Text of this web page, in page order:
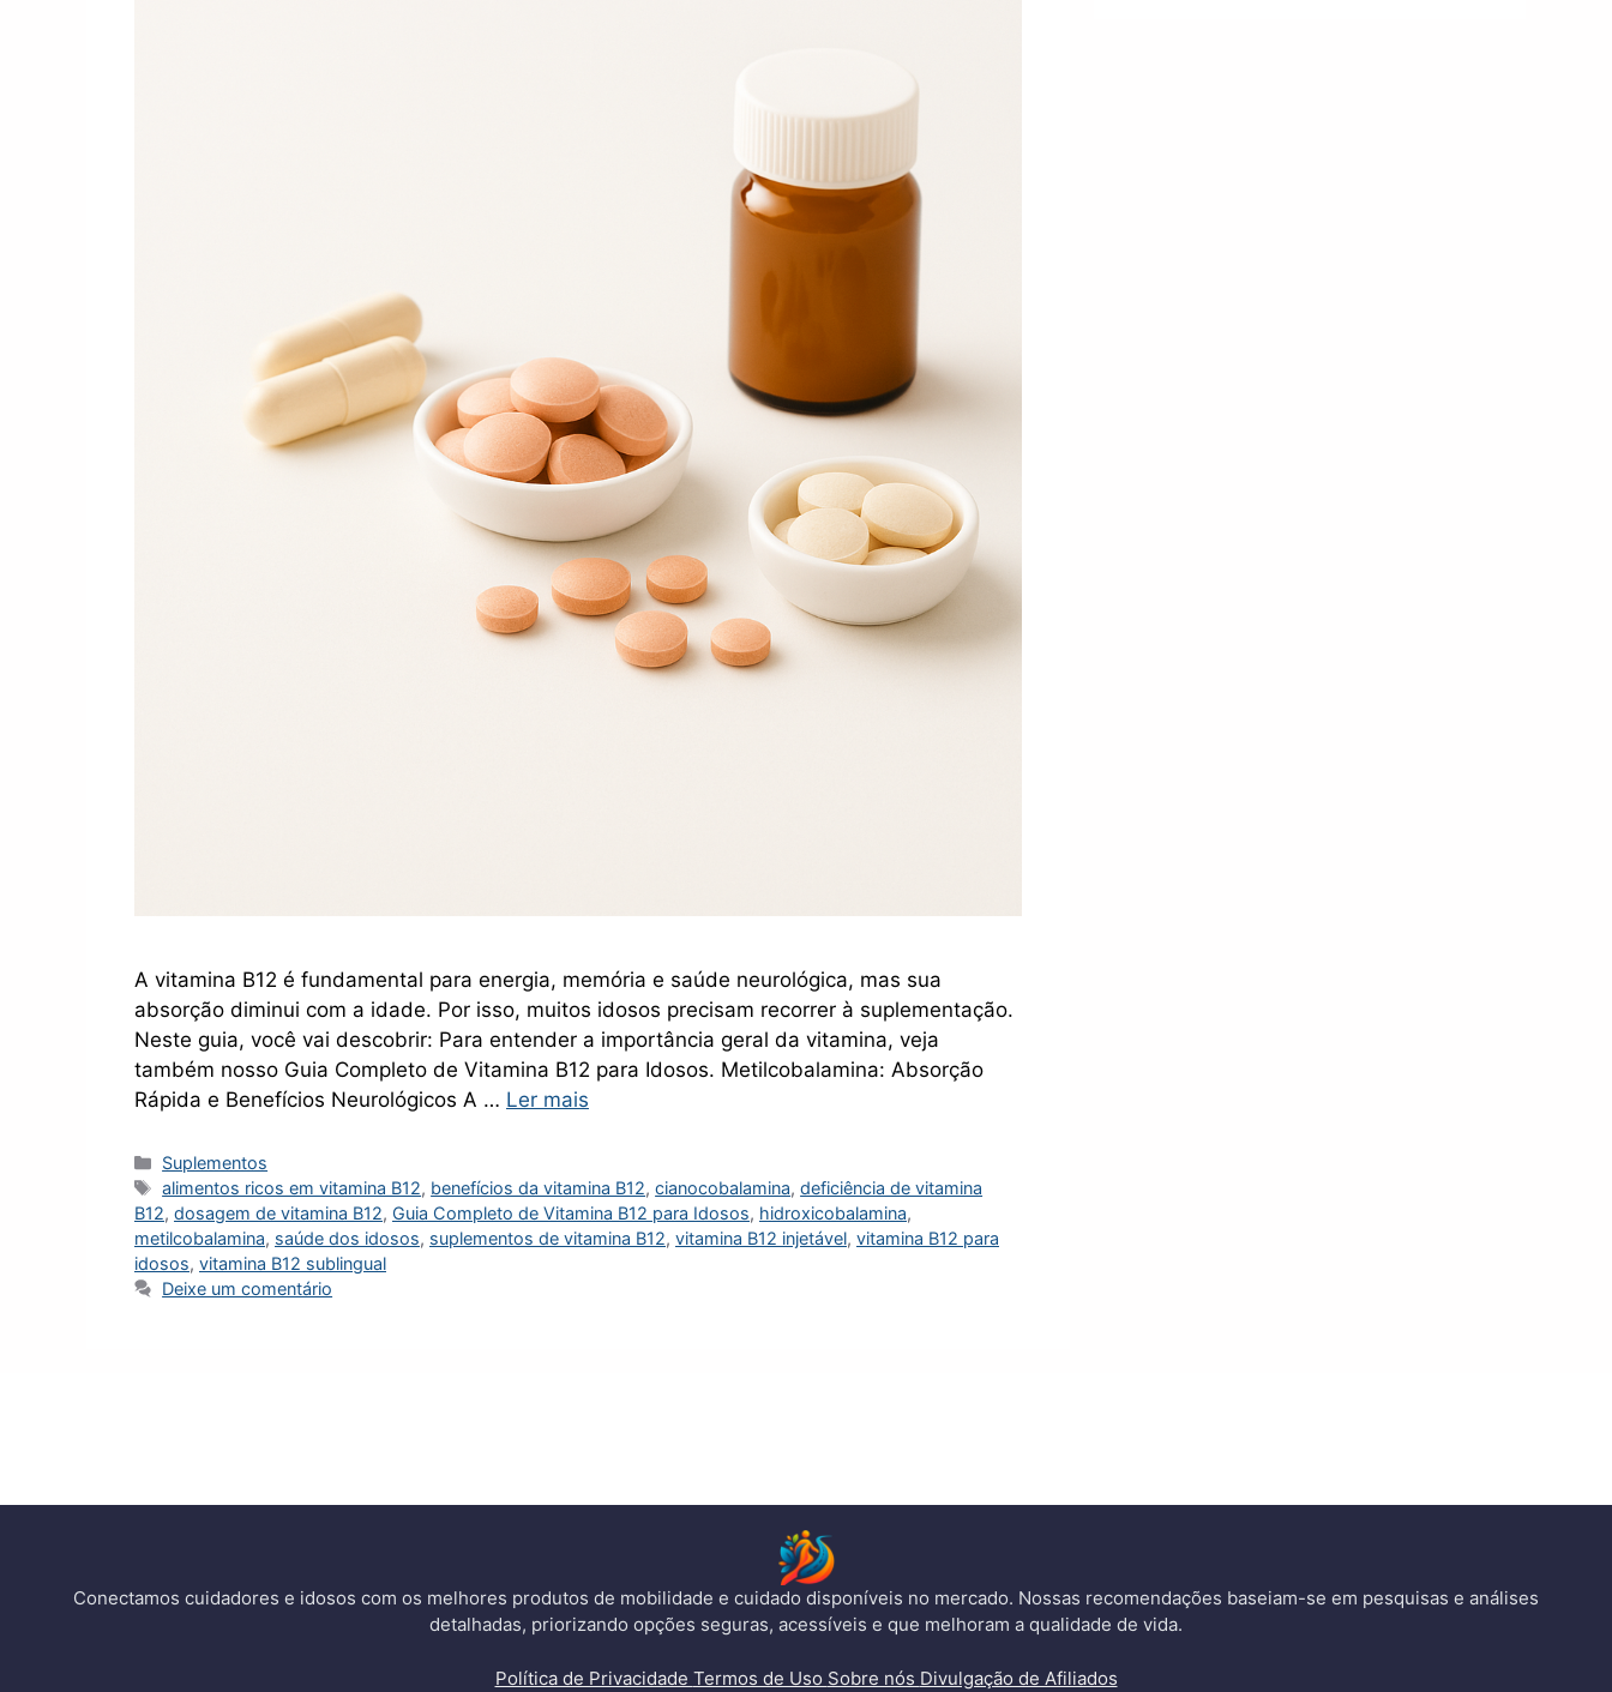
A vitamina B12 é fundamental para energia, memória e saúde neurológica, mas sua
absorção diminui com a idade. Por isso, muitos idosos precisam recorrer à suplementação.
Neste guia, você vai descobrir: Para entender a importância geral da vitamina, veja
também nosso Guia Completo de Vitamina B12 para Idosos. Metilcobalamina: Absorção
Rápida e Benefícios Neurológicos A … Ler mais
Categorias
Suplementos
Tags
alimentos ricos em vitamina B12, benefícios da vitamina B12,cianocobalamina,deficiência de vitamina
B12, dosagem de vitamina B12, Guia Completo de Vitamina B12 para Idosos, hidroxicobalamina,
metilcobalamina, saúde dos idosos, suplementos de vitamina B12, vitamina B12 injetável, vitamina B12 para
idosos, vitamina B12 sublingual
Deixe um comentário
Conectamos cuidadores e idosos com os melhores produtos de mobilidade e cuidado disponíveis no mercado. Nossas recomendações baseiam-se em pesquisas e análises
detalhadas, priorizando opções seguras, acessíveis e que melhoram a qualidade de vida.
Política de Privacidade Termos de Uso Sobre nós Divulgação de Afiliados